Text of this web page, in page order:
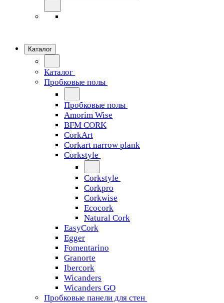
Каталог
Каталог
Пробковые полы
Пробковые полы
Amorim Wise
BFM CORK
CorkArt
Corkart narrow plank
Corkstyle
Corkstyle
Corkpro
Corkwise
Ecocork
Natural Cork
EasyCork
Egger
Fomentarino
Granorte
Ibercork
Wicanders
Wicanders GO
Пробковые панели для стен